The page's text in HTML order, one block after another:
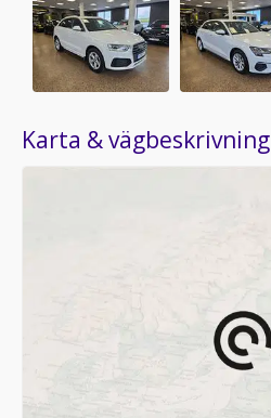
Karta & vägbeskrivning